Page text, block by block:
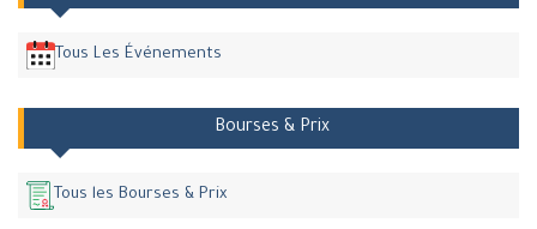
Tous Les Événements
Bourses & Prix
Tous les Bourses & Prix